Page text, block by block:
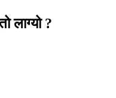
लाग्यो ?